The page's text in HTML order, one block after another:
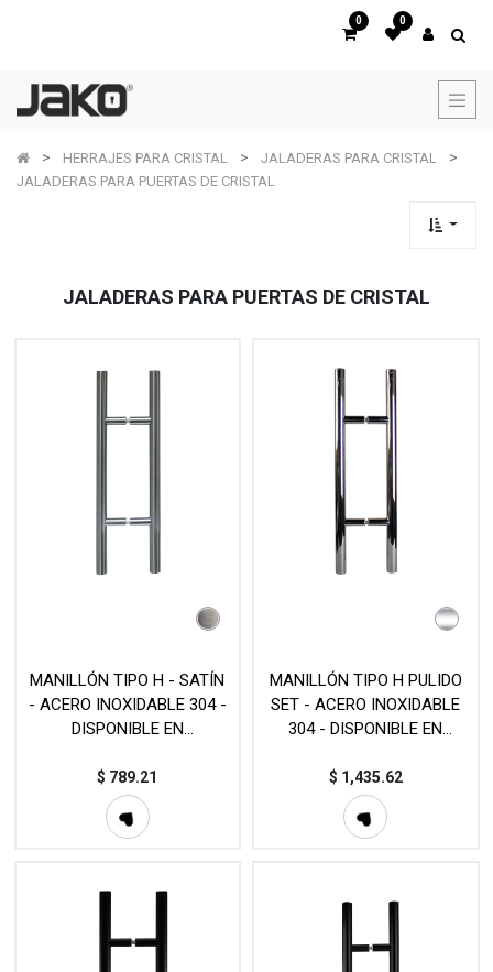
0 0
HERRAJES PARA CRISTAL
JALADERAS PARA CRISTAL
JALADERAS PARA PUERTAS DE CRISTAL
JALADERAS PARA PUERTAS DE CRISTAL
MANILLÓN TIPO H - SATÍN
- ACERO INOXIDABLE 304 -
DISPONIBLE EN
MOD. L20 (SET)
$ 789.21
MANILLÓN TIPO H PULIDO
SET - ACERO INOXIDABLE
304 - DISPONIBLE EN
MOD. L20 (SET)
$ 1,435.62